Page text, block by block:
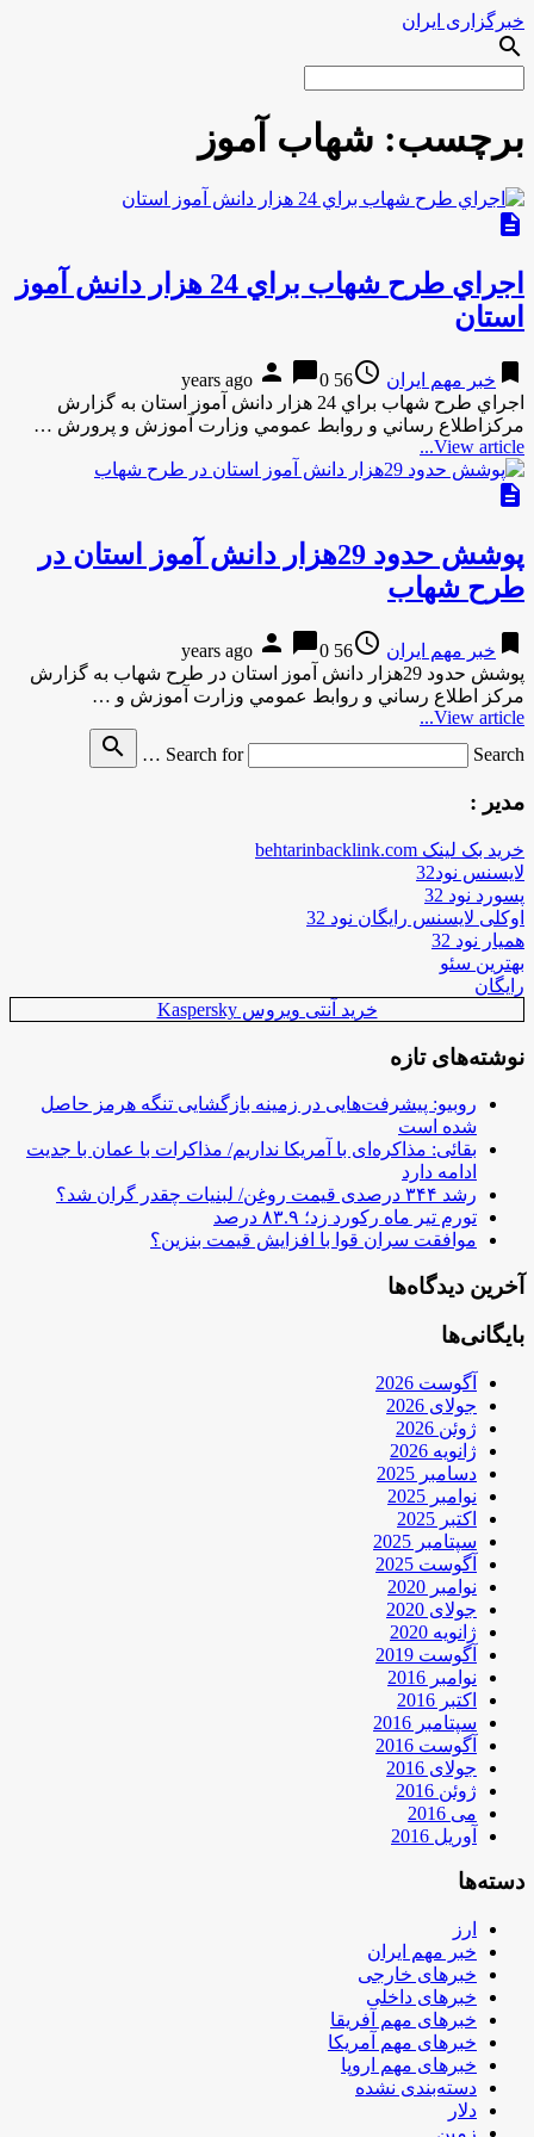
خبرگزاری ایران
search
برچسب: شهاب آموز
description
اجراي طرح شهاب براي 24 هزار دانش آموز
استان
bookmark خبر مهم ایران access_time
56 years ago
person chat_bubble0
اجراي طرح شهاب براي 24 هزار دانش آموز استان به گزارش
مركزاطلاع رساني و روابط عمومي وزارت آموزش و پرورش …
View article...
description
پوشش حدود 29هزار دانش آموز استان در
طرح شهاب
bookmark خبر مهم ایران access_time
56 years ago
person chat_bubble0
پوشش حدود 29هزار دانش آموز استان در طرح شهاب به گزارش
مركز اطلاع رساني و روابط عمومي وزارت آموزش و …
View article...
Search for
Search …
search
مدیر :
خرید بک لینک behtarinbacklink.com
لایسنس نود32
پسورد نود 32
اوکلی لایسنس رایگان نود 32
همیار نود 32
بهترین سئو
رایگان
خرید آنتی ویروس Kaspersky
نوشته‌های تازه
روبیو: پیشرفت‌هایی در زمینه بازگشایی تنگه هرمز حاصل
شده است
بقائی: مذاکره‌ای با آمریکا نداریم/ مذاکرات با عمان با جدیت
ادامه دارد
رشد ۳۴۴ درصدی قیمت روغن/ لبنیات چقدر گران شد؟
تورم تیر ماه رکورد زد؛ ۸۳.۹ درصد
موافقت سران قوا با افزایش قیمت بنزین؟
آخرین دیدگاه‌ها
بایگانی‌ها
آگوست 2026
جولای 2026
ژوئن 2026
ژانویه 2026
دسامبر 2025
نوامبر 2025
اکتبر 2025
سپتامبر 2025
آگوست 2025
نوامبر 2020
جولای 2020
ژانویه 2020
آگوست 2019
نوامبر 2016
اکتبر 2016
سپتامبر 2016
آگوست 2016
جولای 2016
ژوئن 2016
می 2016
آوریل 2016
دسته‌ها
ارز
خبر مهم ایران
خبرهای خارجی
خبرهای داخلی
خبرهای مهم آفریقا
خبرهای مهم آمریکا
خبرهای مهم اروپا
دسته‌بندی نشده
دلار
زمین